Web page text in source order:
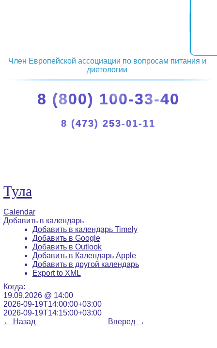
Член Европейской ассоциации по вопросам питания и
диетологии
8 (800) 100-33-40
8 (473) 253-01-11
Тула
Calendar
Добавить в календарь
Добавить в календарь Timely
Добавить в Google
Добавить в Outlook
Добавить в Календарь Apple
Добавить в другой календарь
Export to XML
Когда:
19.09.2026 @ 14:00
2026-09-19T14:00:00+03:00
2026-09-19T14:15:00+03:00
← Назад Вперед →